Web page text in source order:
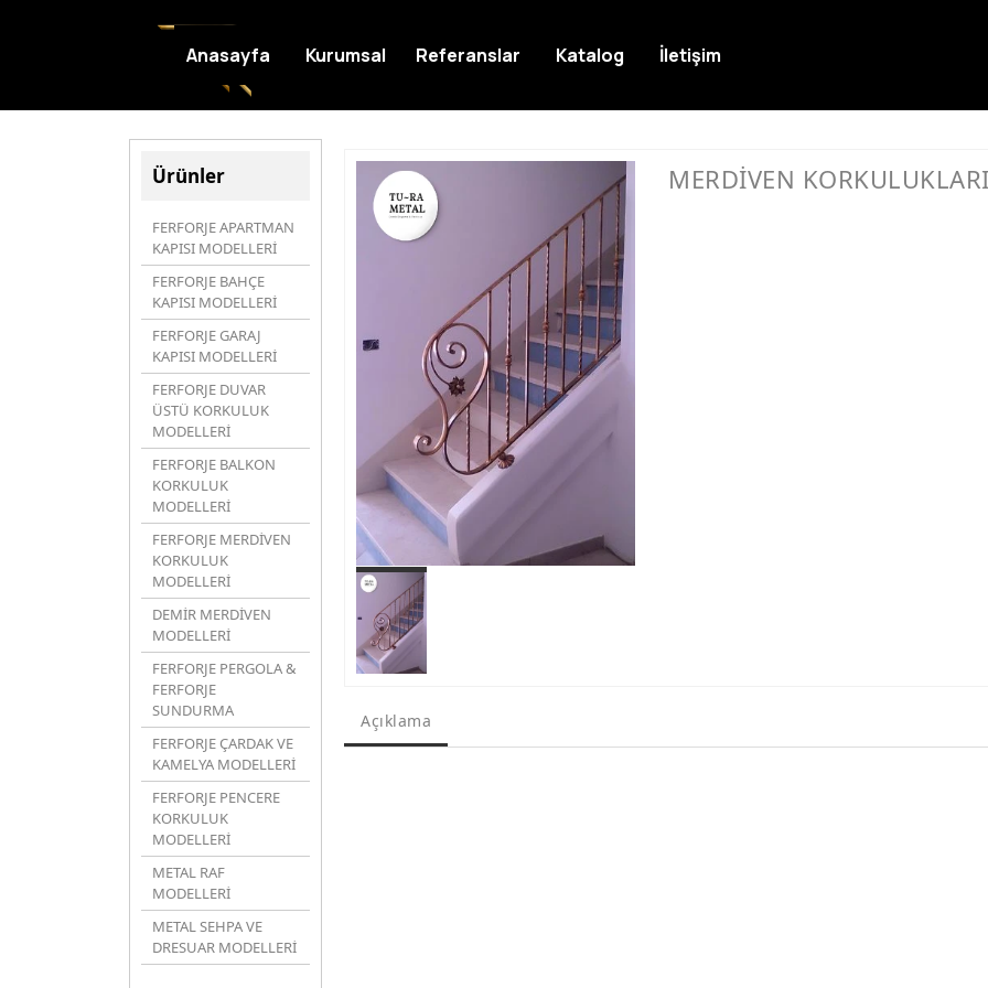
Ürünler
FERFORJE APARTMAN
KAPISI MODELLERİ
FERFORJE BAHÇE
KAPISI MODELLERİ
FERFORJE GARAJ
KAPISI MODELLERİ
FERFORJE DUVAR
ÜSTÜ KORKULUK
MODELLERİ
FERFORJE BALKON
KORKULUK
MODELLERİ
FERFORJE MERDİVEN
KORKULUK
MODELLERİ
DEMİR MERDİVEN
MODELLERİ
FERFORJE PERGOLA &
FERFORJE
SUNDURMA
FERFORJE ÇARDAK VE
KAMELYA MODELLERİ
FERFORJE PENCERE
KORKULUK
MODELLERİ
METAL RAF
MODELLERİ
METAL SEHPA VE
DRESUAR MODELLERİ
MERDİVEN
Açıklama
Anasayfa Kurumsal Referanslar Katalog İletişim